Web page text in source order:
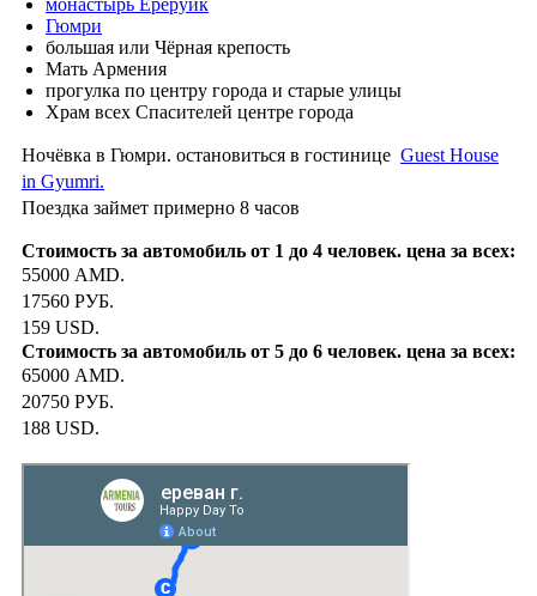
Гюмри
большая или Чёрная крепость
Мать Армения
прогулка по центру города и старые улицы
Храм всех Спасителей центре города
Ночёвка в Гюмри. остановиться в гостинице Guest House
in Gyumri.
Поездка займет примерно 8 часов
55000 AMD.
17560 РУБ.
159 USD.
65000 AMD.
20750 РУБ.
188 USD.